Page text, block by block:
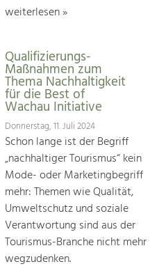
weiterlesen »
Qualifizierungs-
Maßnahmen zum
Thema Nachhaltigkeit
für die Best of
Wachau Initiative
Donnerstag, 11. Juli 2024
Schon lange ist der Begriff
„nachhaltiger Tourismus“ kein
Mode- oder Marketingbegriff
mehr: Themen wie Qualität,
Umweltschutz und soziale
Verantwortung sind aus der
Tourismus-Branche nicht mehr
wegzudenken.